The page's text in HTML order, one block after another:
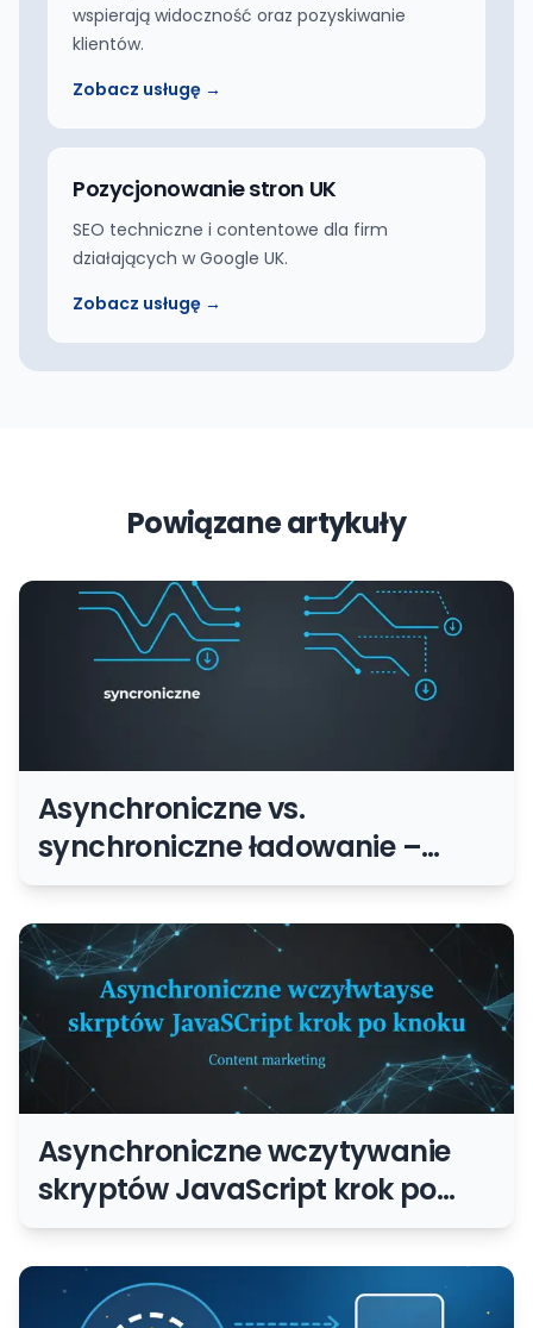
wspierają widoczność oraz pozyskiwanie
klientów.
Zobacz usługę →
Pozycjonowanie stron UK
SEO techniczne i contentowe dla firm
działających w Google UK.
Zobacz usługę →
Powiązane artykuły
Asynchroniczne vs.
synchroniczne ładowanie –
różnice i zastosowania
Asynchroniczne wczytywanie
skryptów JavaScript krok po
kroku